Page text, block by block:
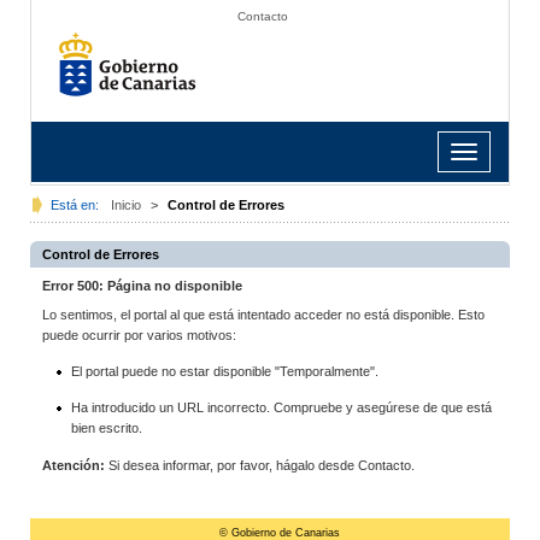
Contacto
Toggle
navigation
Está en: Inicio > Control de Errores
Control de Errores
Error 500: Página no disponible
Lo sentimos, el portal al que está intentado acceder no está disponible. Esto
puede ocurrir por varios motivos:
El portal puede no estar disponible "Temporalmente".
Ha introducido un URL incorrecto. Compruebe y asegúrese de que está
bien escrito.
Atención: Si desea informar, por favor, hágalo desde Contacto.
© Gobierno de Canarias